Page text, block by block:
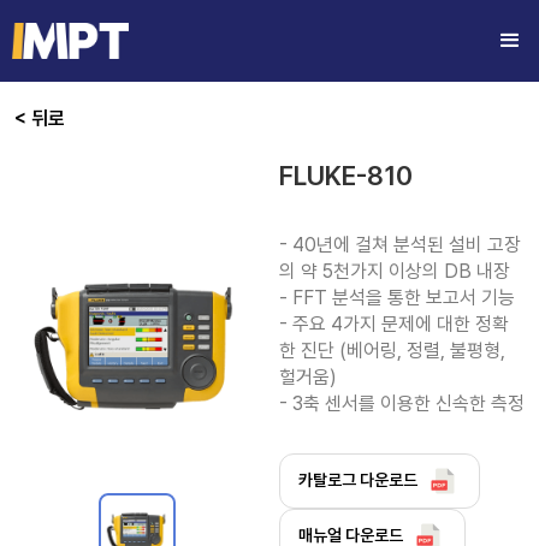
< 뒤로
FLUKE-810
- 40년에 걸쳐 분석된 설비 고장
의 약 5천가지 이상의 DB 내장
- FFT 분석을 통한 보고서 기능
- 주요 4가지 문제에 대한 정확
한 진단 (베어링, 정렬, 불평형,
헐거움)
- 3축 센서를 이용한 신속한 측정
카탈로그 다운로드
매뉴얼 다운로드